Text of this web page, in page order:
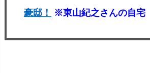
豪邸！
※東山紀之さんの自宅